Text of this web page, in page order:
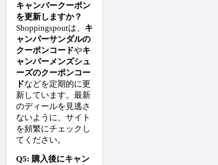
キャンパークーポン
を更新しますか？
Shoppingspoutは、 キ
ャンパーサンダルの
クーポンコードやキ
ャンパーメンズシュ
ーズのクーポンコー
ドなどを定期的に更
新しています。最新
のディールを見逃さ
ないように、サイト
を頻繁にチェックし
てください。
Q5: 購入後にキャン